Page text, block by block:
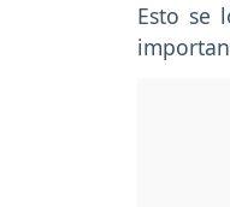
Esto se